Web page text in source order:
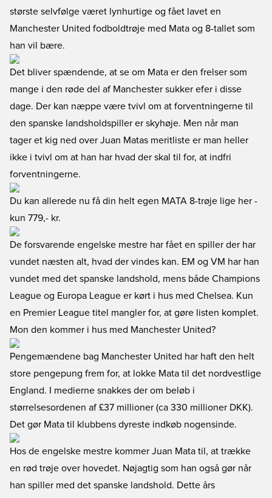
største selvfølge været lynhurtige og fået lavet en
Manchester United fodboldtrøje med Mata og 8-tallet som
han vil bære.
Det bliver spændende, at se om Mata er den frelser som
mange i den røde del af Manchester sukker efer i disse
dage. Der kan næppe være tvivl om at forventningerne til
den spanske landsholdspiller er skyhøje. Men når man
tager et kig ned over Juan Matas meritliste er man heller
ikke i tvivl om at han har hvad der skal til for, at indfri
forventningerne.
Du kan allerede nu få din helt egen MATA 8-trøje lige her -
kun 779,- kr.
De forsvarende engelske mestre har fået en spiller der har
vundet næsten alt, hvad der vindes kan. EM og VM har han
vundet med det spanske landshold, mens både Champions
League og Europa League er kørt i hus med Chelsea. Kun
en Premier League titel mangler for, at gøre listen komplet.
Mon den kommer i hus med Manchester United?
Pengemændene bag Manchester United har haft den helt
store pengepung frem for, at lokke Mata til det nordvestlige
England. I medierne snakkes der om beløb i
størrelsesordenen af £37 millioner (ca 330 millioner DKK).
Det gør Mata til klubbens dyreste indkøb nogensinde.
Hos de engelske mestre kommer Juan Mata til, at trække
en rød trøje over hovedet. Nøjagtig som han også gør når
han spiller med det spanske landshold. Dette års